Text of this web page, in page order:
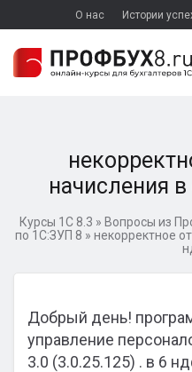
О нас Истории
начисления
Курсы 1С 8.3 » Вопросы из
по 1С:ЗУП 8 » некорректное
Добрый день!
управление
3.0 (3.0.25.125) . в 6